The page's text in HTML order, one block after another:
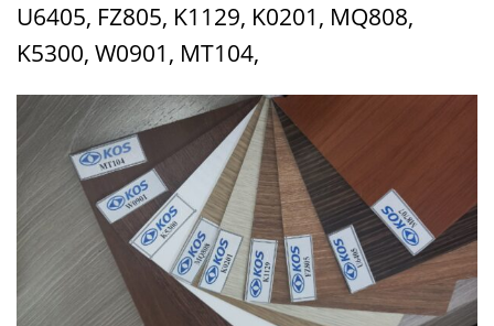
U6405, FZ805, K1129, K0201, MQ808,
K5300, W0901, MT104,